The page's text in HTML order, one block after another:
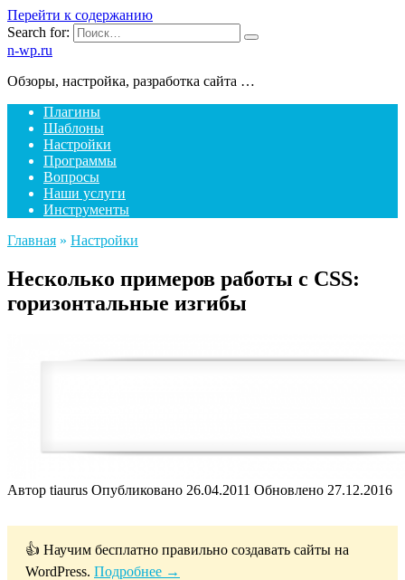
Перейти к содержанию
Search for:
n-wp.ru
Обзоры, настройка, разработка сайта …
Плагины
Шаблоны
Настройки
Программы
Вопросы
Наши услуги
Инструменты
Главная » Настройки
Несколько примеров работы с CSS:
горизонтальные изгибы
Автор tiaurus Опубликовано 26.04.2011 Обновлено 27.12.2016
👍 Научим бесплатно правильно создавать сайты на
WordPress. Подробнее →